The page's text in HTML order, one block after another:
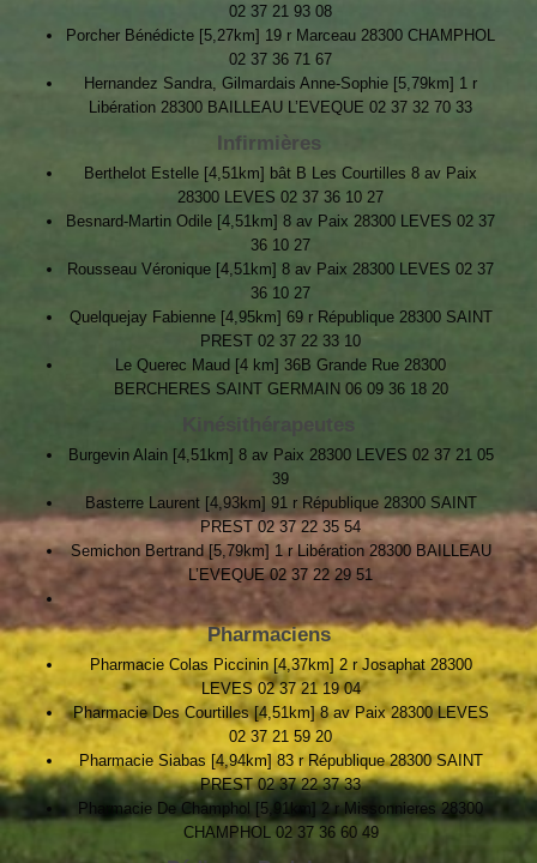
02 37 21 93 08
Porcher Bénédicte [5,27km] 19 r Marceau 28300 CHAMPHOL
02 37 36 71 67
Hernandez Sandra, Gilmardais Anne-Sophie [5,79km] 1 r
Libération 28300 BAILLEAU L’EVEQUE 02 37 32 70 33
Infirmières
Berthelot Estelle [4,51km] bât B Les Courtilles 8 av Paix
28300 LEVES 02 37 36 10 27
Besnard-Martin Odile [4,51km] 8 av Paix 28300 LEVES 02 37
36 10 27
Rousseau Véronique [4,51km] 8 av Paix 28300 LEVES 02 37
36 10 27
Quelquejay Fabienne [4,95km] 69 r République 28300 SAINT
PREST 02 37 22 33 10
Le Querec Maud [4 km] 36B Grande Rue 28300
BERCHERES SAINT GERMAIN 06 09 36 18 20
Kinésithérapeutes
Burgevin Alain [4,51km] 8 av Paix 28300 LEVES 02 37 21 05
39
Basterre Laurent [4,93km] 91 r République 28300 SAINT
PREST 02 37 22 35 54
Semichon Bertrand [5,79km] 1 r Libération 28300 BAILLEAU
L’EVEQUE 02 37 22 29 51
Pharmaciens
Pharmacie Colas Piccinin [4,37km] 2 r Josaphat 28300
LEVES 02 37 21 19 04
Pharmacie Des Courtilles [4,51km] 8 av Paix 28300 LEVES
02 37 21 59 20
Pharmacie Siabas [4,94km] 83 r République 28300 SAINT
PREST 02 37 22 37 33
Pharmacie De Champhol [5,91km] 2 r Missonnieres 28300
CHAMPHOL 02 37 36 60 49